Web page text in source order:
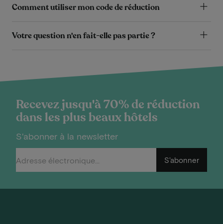
Comment utiliser mon code de réduction
Votre question n'en fait-elle pas partie ?
Recevez jusqu'à 70% de réduction
dans les plus beaux hôtels
S'abonner à la newsletter
S'abonner